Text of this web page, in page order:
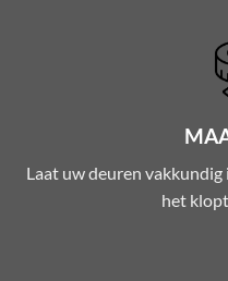
Laat uw deuren
het